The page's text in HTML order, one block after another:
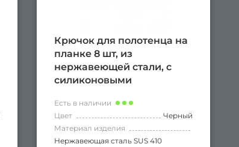
Крючок для полотенца на
планке 8 шт, из
нержавеющей стали, с
силиконовыми
черный
Есть в наличии
Цвет
Черный
Материал изделия
Нержавеющая сталь SUS 410